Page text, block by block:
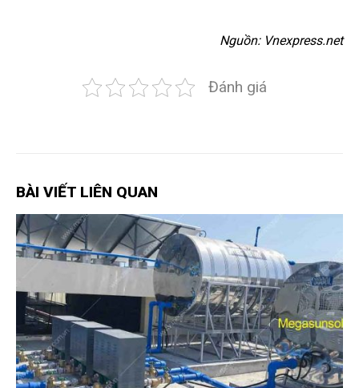
Nguồn: Vnexpress.net
Đánh giá
BÀI VIẾT LIÊN QUAN